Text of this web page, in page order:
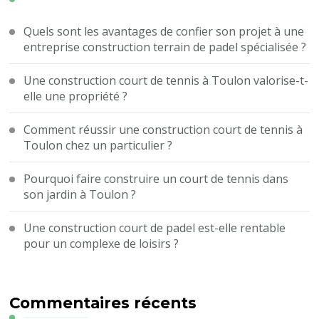
Quels sont les avantages de confier son projet à une
entreprise construction terrain de padel spécialisée ?
Une construction court de tennis à Toulon valorise-t-
elle une propriété ?
Comment réussir une construction court de tennis à
Toulon chez un particulier ?
Pourquoi faire construire un court de tennis dans
son jardin à Toulon ?
Une construction court de padel est-elle rentable
pour un complexe de loisirs ?
Commentaires récents